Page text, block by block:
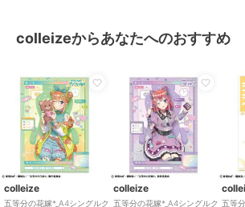
colleizeからあなたへのおすすめ
colleize
五等分の花嫁*_A4シングルク
colleize
五等分の花嫁*_A4シングルク 五等